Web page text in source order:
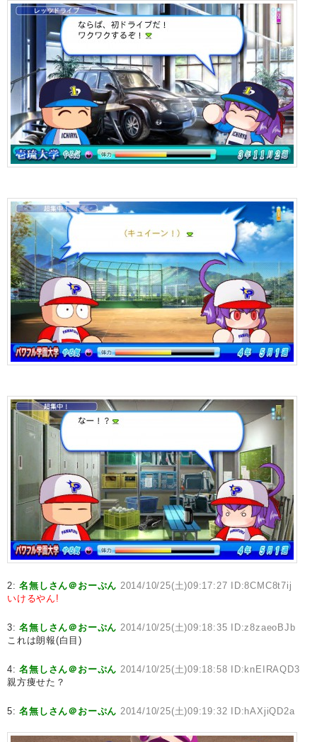
2:名無しさん＠おーぷん 2014/10/25(土)09:17:27 ID:8CMC8t7ij
いけるやん!
3:名無しさん＠おーぷん 2014/10/25(土)09:18:35 ID:z8zaeoBJb
これは朗報(白目)
4:名無しさん＠おーぷん 2014/10/25(土)09:18:58 ID:knEIRAQD3
親方痩せた？
5:名無しさん＠おーぷん 2014/10/25(土)09:19:32 ID:hAXjiQD2a